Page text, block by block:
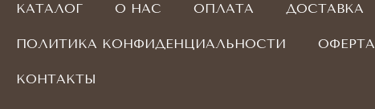
КАТАЛОГ О НАС ОПЛАТА ДОСТАВКА
ПОЛИТИКА КОНФИДЕНЦИАЛЬНОСТИ ОФЕРТА
КОНТАКТЫ